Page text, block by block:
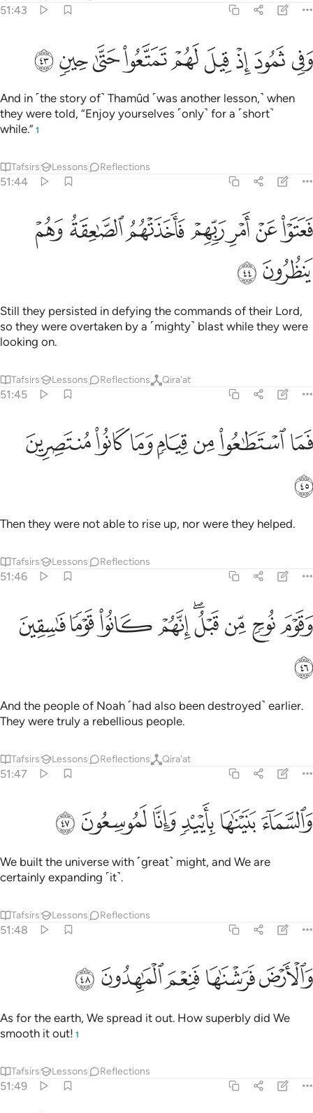
51:43
وفي ثمود اذ قيل لهم تمتعوا حتى حين ٤٣
وَفِى ثَمُودَ إِذْ قِيلَ لَهُمْ تَمَتَّعُوا۟ حَتَّىٰ حِينٍۢ ٤٣
ﲛﲜﲝﲞﲟﲠﲡﲢﲣ
And in ˹the story of˺ Thamûd ˹was another lesson,˺ when
they were told, “Enjoy yourselves ˹only˺ for a ˹short˺
while.” 1
Tafsirs Lessons Reflections
51:44
فعتوا عن امر ربهم فاخذتهم الصاعقة وهم ينظرون ٤٤
فَعَتَوْا۟ عَنْ أَمْرِ رَبِّهِمْ فَأَخَذَتْهُمُ ٱلصَّـٰعِقَةُ وَهُمْ يَنظُرُونَ ٤٤
ﲤﲥﲦﲧﲨﲩﲪ
ﲫﲬ
Still they persisted in defying the commands of their Lord,
so they were overtaken by a ˹mighty˺ blast while they were
looking on.
Tafsirs Lessons Reflections Qira'at
51:45
فما استطاعوا من قيام وما كانوا منتصرين ٤٥
فَمَا ٱسْتَطَـٰعُوا۟ مِن قِيَامٍۢ وَمَا كَانُوا۟ مُنتَصِرِينَ ٤٥
ﲭﲮﲯﲰﲱﲲﲳ
ﲴ
Then they were not able to rise up, nor were they helped.
Tafsirs Lessons Reflections
51:46
وقوم نوح من قبل انهم كانوا قوما فاسقين ٤٦
وَقَوْمَ نُوحٍۢ مِّن قَبْلُ ۖ إِنَّهُمْ كَانُوا۟ قَوْمًۭا فَـٰسِقِينَ ٤٦
ﲵﲶﲷﲸﲹﲺﲻﲼﲽ
ﲾ
And the people of Noah ˹had also been destroyed˺ earlier.
They were truly a rebellious people.
Tafsirs Lessons Reflections Qira'at
51:47
والسماء بنيناها بايد وانا لموسعون ٤٧
وَٱلسَّمَآءَ بَنَيْنَـٰهَا بِأَيْي۟دٍۢ وَإِنَّا لَمُوسِعُونَ ٤٧
ﲿﳀﳁﳂﳃﳄ
We built the universe with ˹great˺ might, and We are
certainly expanding ˹it˺.
Tafsirs Lessons Reflections
51:48
والارض فرشناها فنعم الماهدون ٤٨
وَٱلْأَرْضَ فَرَشْنَـٰهَا فَنِعْمَ ٱلْمَـٰهِدُونَ ٤٨
ﳅﳆﳇﳈﳉ
As for the earth, We spread it out. How superbly did We
smooth it out! 1
Tafsirs Lessons Reflections
51:49